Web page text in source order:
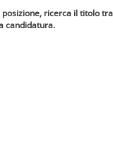
ricerca il titolo
candidatura.